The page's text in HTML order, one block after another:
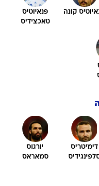
קונה
פנאיוטיס
טאכצידיס
דימיטריס
יורגוס
סמאראס